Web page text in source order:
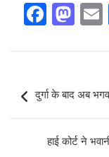
F
ce
b
o
o
k
M
st
d
o
n
navigation
दुर्गा के बाद अब
हाई कोर्ट ने